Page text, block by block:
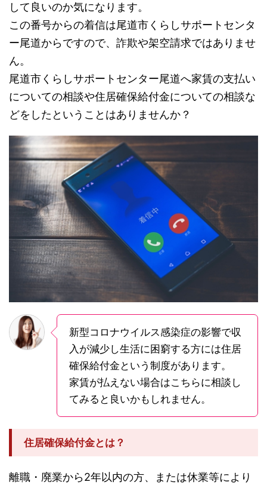
して良いのか気になります。
この番号からの着信は尾道市くらしサポートセンタ
ー尾道からですので、詐欺や架空請求ではありませ
ん。
尾道市くらしサポートセンター尾道へ家賃の支払い
についての相談や住居確保給付金についての相談な
どをしたということはありませんか？
新型コロナウイルス感染症の影響で収
入が減少し生活に困窮する方には住居
確保給付金という制度があります。
家賃が払えない場合はこちらに相談し
てみると良いかもしれません。
住居確保給付金とは？
離職・廃業から2年以内の方、または休業等により